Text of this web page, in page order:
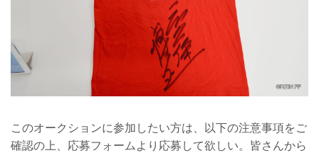
このオークションに参加したい方は、以下の注意事項をご
確認の上、応募フォームより応募して欲しい。皆さんから